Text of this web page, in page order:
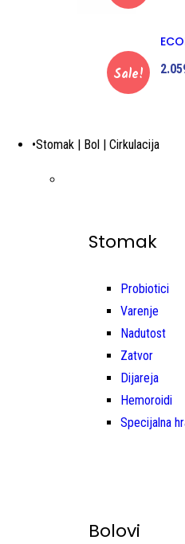
Sale!
•Stomak | Bol | Cirkulacija
Stomak
Probiotici
Varenje
Nadutost
Zatvor
Dijareja
Hemoroidi
Specijalna
Bolovi